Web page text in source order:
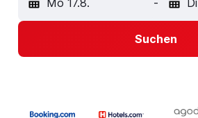
Mo 17.8. -
Suchen